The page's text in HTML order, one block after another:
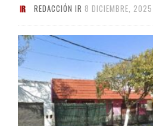
REDACCIÓN IR 8 DICIEMBRE, 2025